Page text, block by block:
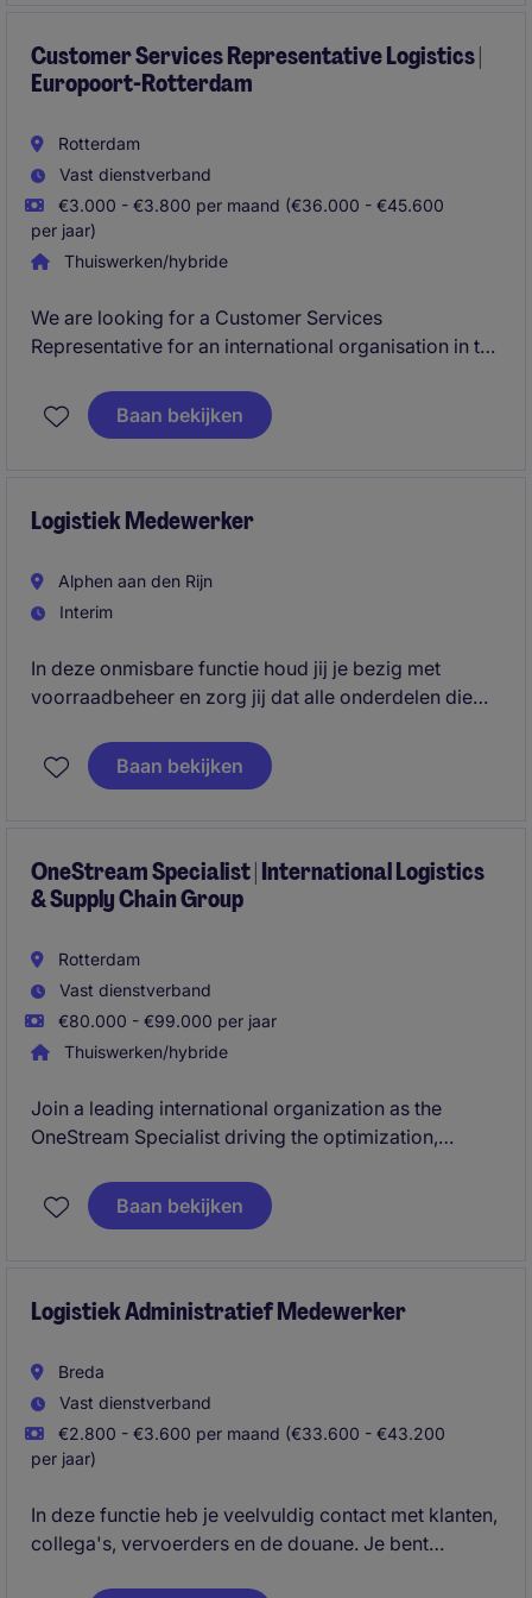
Customer Services Representative Logistics |
Europoort-Rotterdam
Rotterdam
Vast dienstverband
€3.000 - €3.800 per maand (€36.000 - €45.600
per jaar)
Thuiswerken/hybride
We are looking for a Customer Services
Representative for an international organisation in the
within the transport (rail and road) and supply chain
sector, you will be responsible for customer
environment.
Baan bekijken
Logistiek Medewerker
Alphen aan den Rijn
Interim
In deze onmisbare functie houd jij je bezig met
voorraadbeheer en zorg jij dat alle onderdelen die
klaarliggen zodat onze internationale zendingen op
tijd klaar staan om de deur uit te gaan. Je bent
Baan bekijken
OneStream Specialist | International Logistics
& Supply Chain Group
Rotterdam
Vast dienstverband
€80.000 - €99.000 per jaar
Thuiswerken/hybride
Join a leading international organization as the
OneStream Specialist driving the optimization,
finance platform used across multiple countries.
Take ownership of finance technology initiatives,
transformation journey.
Baan bekijken
Logistiek Administratief Medewerker
Breda
Vast dienstverband
€2.800 - €3.600 per maand (€33.600 - €43.200
per jaar)
In deze functie heb je veelvuldig contact met klanten,
collega's, vervoerders en de douane. Je bent